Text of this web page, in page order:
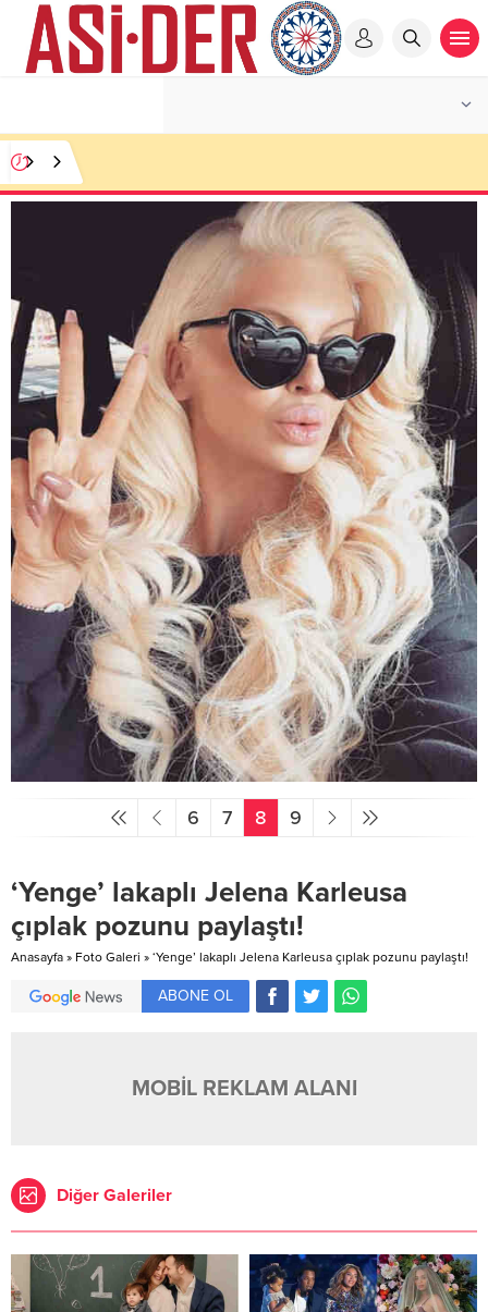
6 7 8 9
‘Yenge’ lakaplı Jelena Karleusa
çıplak pozunu paylaştı!
Anasayfa » Foto Galeri » ‘Yenge’ lakaplı Jelena Karleusa çıplak pozunu paylaştı!
ABONE OL
MOBİL REKLAM ALANI
Diğer Galeriler